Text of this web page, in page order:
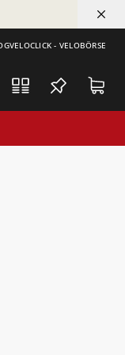
VELOCLICK - VELOBÖRSE